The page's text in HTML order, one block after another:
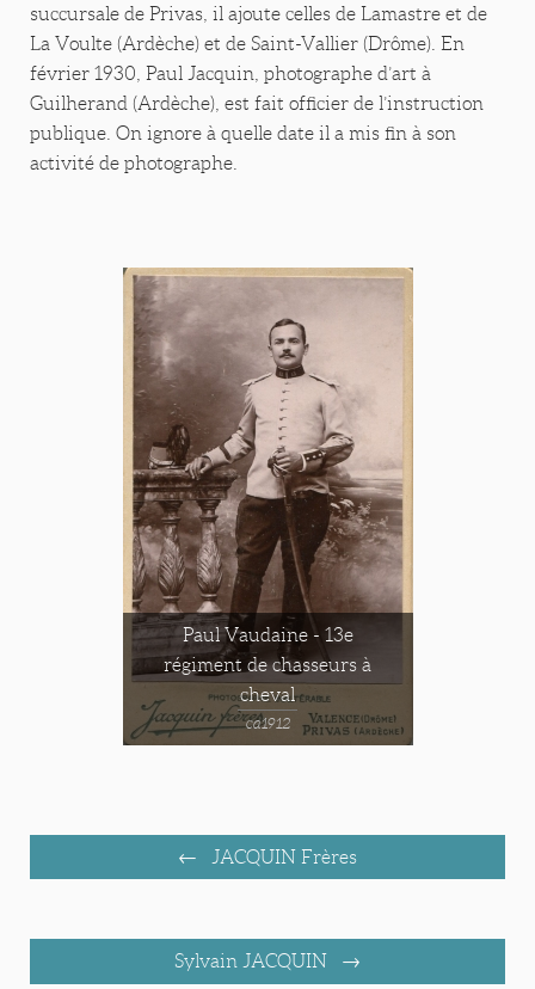
succursale de Privas, il ajoute celles de Lamastre et de
La Voulte (Ardèche) et de Saint-Vallier (Drôme). En
février 1930, Paul Jacquin, photographe d’art à
Guilherand (Ardèche), est fait officier de l’instruction
publique. On ignore à quelle date il a mis fin à son
activité de photographe.
Paul Vaudaine - 13e
régiment de chasseurs à
cheval
ca1912
JACQUIN Frères
Sylvain JACQUIN